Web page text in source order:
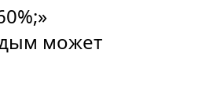
дым может